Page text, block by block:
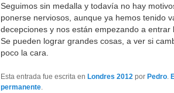
Seguimos sin medalla y todavía no hay
ponerse nerviosos, aunque ya hemos tenido
decepciones y nos están empezando a entrar
Se pueden lograr grandes cosas, a ver si
poco la cara.
Esta entrada fue escrita en Londres 2012 por Pedro.
permanente.